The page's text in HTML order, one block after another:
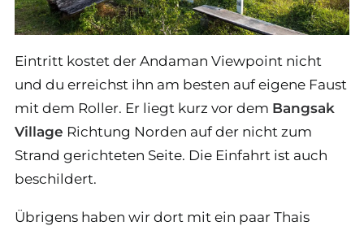
Eintritt kostet der Andaman Viewpoint nicht
und du erreichst ihn am besten auf eigene Faust
mit dem Roller. Er liegt kurz vor dem Bangsak
Village Richtung Norden auf der nicht zum
Strand gerichteten Seite. Die Einfahrt ist auch
beschildert.
Übrigens haben wir dort mit ein paar Thais